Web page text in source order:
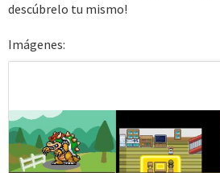
descúbrelo tu mismo!
Imágenes: